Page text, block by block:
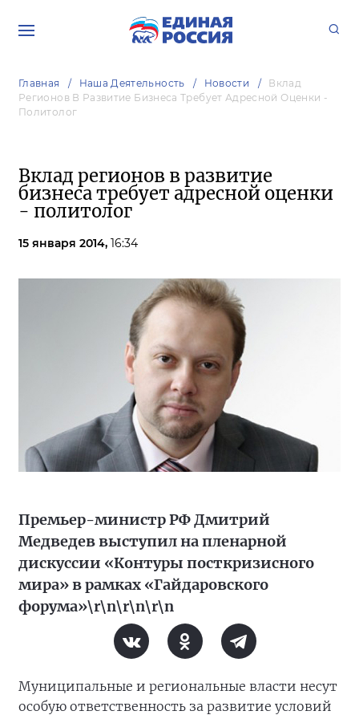
Главная Наша Деятельность Новости
Вклад
Регионов В Развитие Бизнеса Требует Адресной Оценки -
Политолог
Вклад регионов в развитие
бизнеса требует адресной оценки
- политолог
15 января 2014, 16:34
Премьер-министр РФ Дмитрий
Медведев выступил на пленарной
дискуссии «Контуры посткризисного
мира» в рамках «Гайдаровского
форума»\r\n\r\n\r\n
Муниципальные и региональные власти несут
особую ответственность за развитие условий